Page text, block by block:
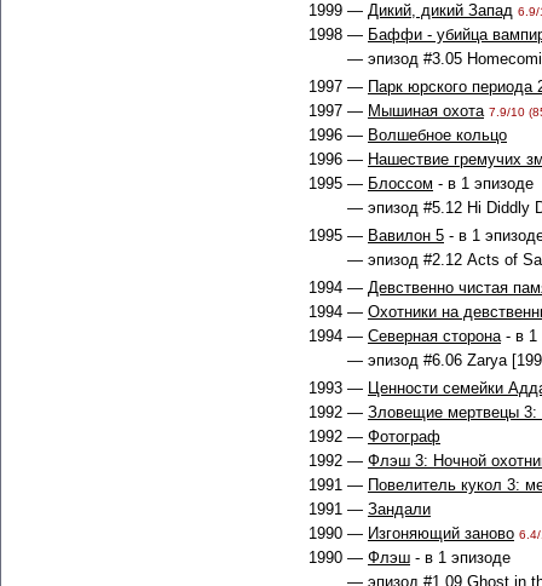
1999 — Дикий, дикий Запад 6.9/
1998 — Баффи - убийца
— эпизод #3.05
1997 — Парк юрского периода
1997 — Мышиная охота 7.9/10
1996 — Волшебное кольцо
1996 — Нашествие гремучих
1995 — Блоссом - в 1 эпизоде
— эпизод #5.12 Hi Diddly
1995 — Вавилон 5 - в 1
— эпизод #2.12 Acts of
1994 — Девственно чистая
1994 — Охотники на
1994 — Северная сторона- в 1
— эпизод #6.06 Zarya
1993 — Ценности семейки
1992 — Зловещие мертвецы
1992 — Фотограф
1992 — Флэш 3: Ночной
1991 — Повелитель кукол 3:
1991 — Зандали
1990 — Изгоняющий заново
1990 — Флэш - в 1 эпизоде
— эпизод #1.09 Ghost in